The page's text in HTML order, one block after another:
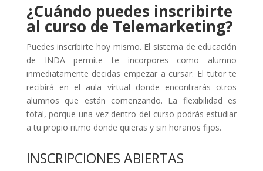
¿Cuándo puedes inscribirte
al curso de Telemarketing?
Puedes inscribirte hoy mismo. El sistema de educación
de INDA permite te incorpores como alumno
inmediatamente decidas empezar a cursar. El tutor te
recibirá en el aula virtual donde encontrarás otros
alumnos que están comenzando. La flexibilidad es
total, porque una vez dentro del curso podrás estudiar
a tu propio ritmo donde quieras y sin horarios fijos.
INSCRIPCIONES ABIERTAS